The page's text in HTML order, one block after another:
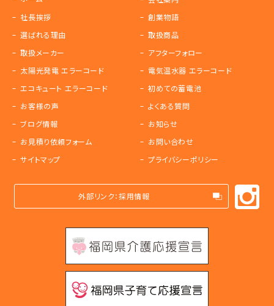
社長挨拶
創業物語
選ばれる理由
取扱商品
取扱メーカー
アフターフォロー
太陽光発電 エラーコード
電気温水器 エラーコード
エコキュート エラーコード
初めての蓄電池
お客様の声
よくある質問
ブログ情報
お知らせ
お見積り依頼フォーム
お問い合わせ
サイトマップ
プライバシーポリシー
外部リンク：採用情報